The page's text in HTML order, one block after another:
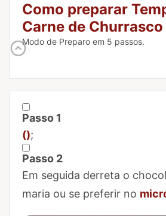
Como preparar
Carne de Churrasco
Modo de Preparo em 5 passos.
Passo 1
Marcar Passo 1 como concluído
();
Passo 2
Marcar Passo 2 como
Em seguida derreta o
maria ou se preferir no